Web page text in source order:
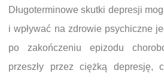
Długoterminowe skutki depresji
i wpływać na zdrowie psychiczne
po zakończeniu epizodu
przeszły przez ciężką depresję,